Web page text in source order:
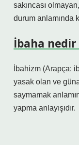
sakıncası
durum anlamında
İbaha nedir
İbahizm (Arapça:
yasak olan ve
saymamak
yapma anlayışıdır.